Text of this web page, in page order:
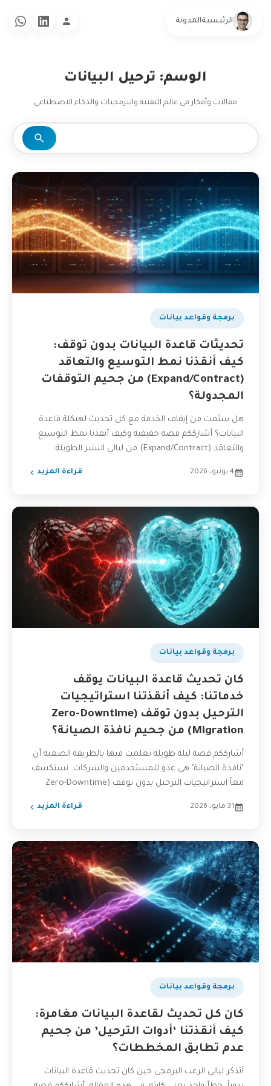
الرئيسيةالمدونة
الوسم: ترحيل البيانات
مقالات وأفكار في عالم التقنية والبرمجيات والذكاء الاصطناعي
برمجة وقواعد بيانات
تحديثات قاعدة البيانات بدون توقف:
كيف أنقذنا نمط التوسيع والتعاقد
(Expand/Contract) من جحيم التوقفات
المجدولة؟
هل سئمت من إيقاف الخدمة مع كل تحديث لهيكلة قاعدة
البيانات؟ أشارككم قصة حقيقية وكيف أنقذنا نمط التوسيع
والتعاقد (Expand/Contract) من ليالي النشر الطويلة
4 يونيو، 2026 قراءة المزيد
برمجة وقواعد بيانات
كان تحديث قاعدة البيانات يوقف
خدماتنا: كيف أنقذتنا استراتيجيات
الترحيل بدون توقف (Zero-Downtime
Migration) من جحيم نافذة الصيانة؟
أشارككم قصة ليلة طويلة تعلمت فيها بالطريقة الصعبة أن
"نافذة الصيانة" هي عدو للمستخدمين والشركات. نستكشف
معاً استراتيجيات الترحيل بدون توقف (Zero-Downtime
31 مايو، 2026 قراءة المزيد
برمجة وقواعد بيانات
كان كل تحديث لقاعدة البيانات مغامرة:
كيف أنقذتنا ‘أدوات الترحيل’ من جحيم
عدم تطابق المخططات؟
أتذكر ليالي الرعب البرمجي حين كان تحديث قاعدة البيانات